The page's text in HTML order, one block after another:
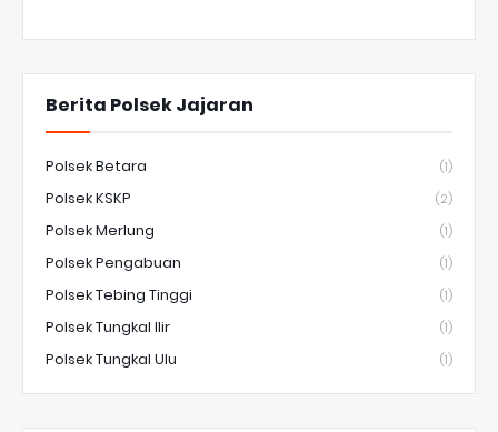
Berita Polsek Jajaran
Polsek Betara (1)
Polsek KSKP (2)
Polsek Merlung (1)
Polsek Pengabuan (1)
Polsek Tebing Tinggi (1)
Polsek Tungkal Ilir (1)
Polsek Tungkal Ulu (1)